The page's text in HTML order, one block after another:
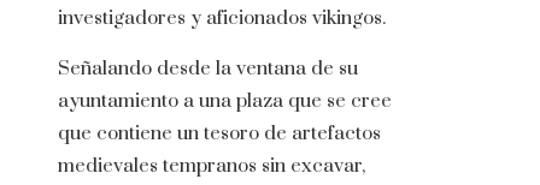
investigadores y aficionados vikingos.
Señalando desde la ventana de su
ayuntamiento a una plaza que se cree
que contiene un tesoro de artefactos
medievales tempranos sin excavar,